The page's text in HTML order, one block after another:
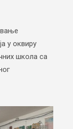
у оквиру
школа са